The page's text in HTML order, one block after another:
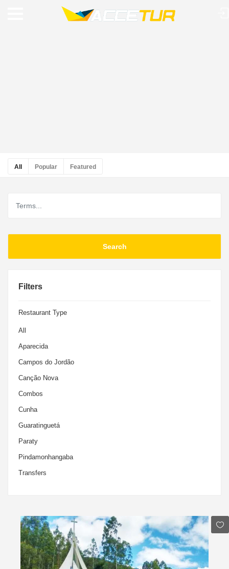
Passeios e romarias compartilhadas com preços especias!
All Popular Featured
Filters
Restaurant Type
All
Aparecida
Campos do Jordão
Canção Nova
Combos
Cunha
Guaratinguetá
Paraty
Pindamonhangaba
Transfers